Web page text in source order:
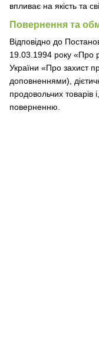
впливає на якість та
Повернення та
Відповідно до
19.03.1994 року «Про
України «Про захист
доповненнями),
продовольчих товарів
поверненню.